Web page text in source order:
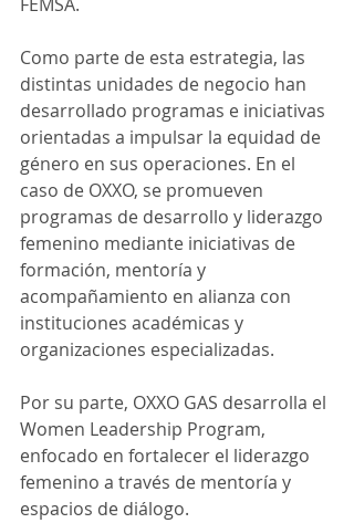
Como parte de esta estrategia, las
distintas unidades de negocio han
desarrollado programas e iniciativas
orientadas a impulsar la equidad de
género en sus operaciones. En el
caso de OXXO, se promueven
programas de desarrollo y liderazgo
femenino mediante iniciativas de
formación, mentoría y
acompañamiento en alianza con
instituciones académicas y
organizaciones especializadas.
Por su parte, OXXO GAS desarrolla el
Women Leadership Program,
enfocado en fortalecer el liderazgo
femenino a través de mentoría y
espacios de diálogo.